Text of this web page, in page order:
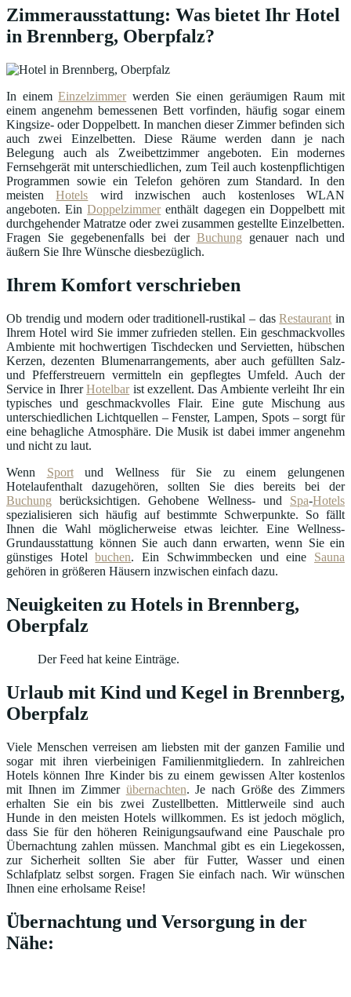
Zimmerausstattung: Was bietet Ihr Hotel
in Brennberg, Oberpfalz?
In einemEinzelzimmerwerden Sie einen geräumigen Raum mit
einem angenehm bemessenen Bett vorfinden, häufig sogar einem
Kingsize- oder Doppelbett. In manchen dieser Zimmer befinden sich
auch zwei Einzelbetten. Diese Räume werden dann je nach
Belegung auch als Zweibettzimmer angeboten. Ein modernes
Fernsehgerät mit unterschiedlichen, zum Teil auch kostenpflichtigen
Programmen sowie ein Telefon gehören zum Standard. In den
meistenHotels wird inzwischen auch kostenloses WLAN
angeboten. EinDoppelzimmerenthält dagegen ein Doppelbett mit
durchgehender Matratze oder zwei zusammen gestellte Einzelbetten.
Fragen Sie gegebenenfalls bei der Buchung genauer nach und
äußern Sie Ihre Wünsche diesbezüglich.
Ihrem Komfort verschrieben
Ob trendig und modern oder traditionell-rustikal – dasRestaurant in
Ihrem Hotel wird Sie immer zufrieden stellen. Ein geschmackvolles
Ambiente mit hochwertigen Tischdecken und Servietten, hübschen
Kerzen, dezenten Blumenarrangements, aber auch gefüllten Salz-
und Pfefferstreuern vermitteln ein gepflegtes Umfeld. Auch der
Service in IhrerHotelbarist exzellent. Das Ambiente verleiht Ihr ein
typisches und geschmackvolles Flair. Eine gute Mischung aus
unterschiedlichen Lichtquellen – Fenster, Lampen, Spots – sorgt für
eine behagliche Atmosphäre. Die Musik ist dabei immer angenehm
und nicht zu laut.
Wenn Sportund Wellness für Sie zu einem gelungenen
Hotelaufenthalt dazugehören, sollten Sie dies bereits bei der
Buchung berücksichtigen. Gehobene Wellness- und Spa-Hotels
spezialisieren sich häufig auf bestimmte Schwerpunkte. So fällt
Ihnen die Wahl möglicherweise etwas leichter. Eine Wellness-
Grundausstattung können Sie auch dann erwarten, wenn Sie ein
günstiges Hotelbuchen. Ein Schwimmbecken und eine Sauna
gehören in größeren Häusern inzwischen einfach dazu.
Neuigkeiten zu Hotels in Brennberg,
Oberpfalz
Der Feed hat keine Einträge.
Urlaub mit Kind und Kegel in Brennberg,
Oberpfalz
Viele Menschen verreisen am liebsten mit der ganzen Familie und
sogar mit ihren vierbeinigen Familienmitgliedern. In zahlreichen
Hotels können Ihre Kinder bis zu einem gewissen Alter kostenlos
mit Ihnen im Zimmer übernachten. Je nach Größe des Zimmers
erhalten Sie ein bis zwei Zustellbetten. Mittlerweile sind auch
Hunde in den meisten Hotels willkommen. Es ist jedoch möglich,
dass Sie für den höheren Reinigungsaufwand eine Pauschale pro
Übernachtung zahlen müssen. Manchmal gibt es ein Liegekossen,
zur Sicherheit sollten Sie aber für Futter, Wasser und einen
Schlafplatz selbst sorgen. Fragen Sie einfach nach. Wir wünschen
Ihnen eine erholsame Reise!
Übernachtung und Versorgung in der
Nähe: